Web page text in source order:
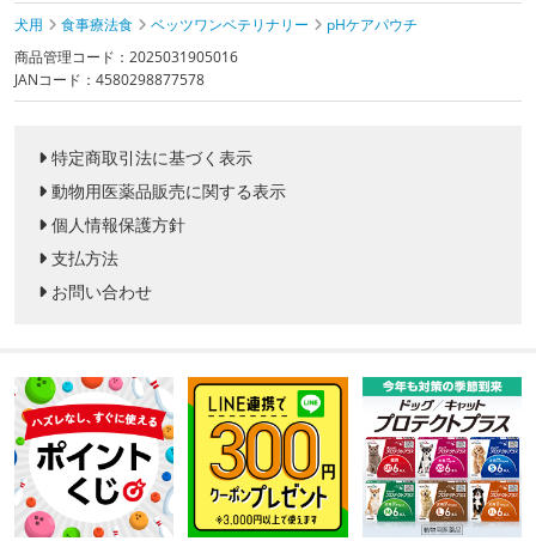
犬用 食事療法食 ベッツワンベテリナリー
pHケアパウチ
商品管理コード：2025031905016
JANコード：4580298877578
特定商取引法に基づく表示
動物用医薬品販売に関する表示
個人情報保護方針
支払方法
お問い合わせ